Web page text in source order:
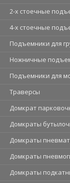
2-х стоечные
4-х стоечные
Подъемники для
Ножничные
Подъемники для
Траверсы
Домкрат
Домкраты
Домкраты
Домкраты
Домкраты